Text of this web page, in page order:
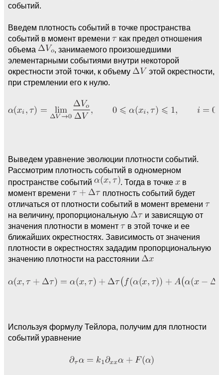
событий.
Введем плотность событий в точке пространства
событий в момент времени
как предел отношения
объема
, занимаемого произошедшими
элементарными событиями внутри некоторой
окрестности этой точки, к объему
этой окрестности,
при стремлении его к нулю.
Выведем уравнение эволюции плотности событий.
Рассмотрим плотность событий в одномерном
пространстве событий
. Тогда в точке
в
момент времени
плотность событий будет
отличаться от плотности событий в момент времени
на величину, пропорциональную
и зависящую от
значения плотности в момент
в этой точке и ее
ближайших окрестностях. Зависимость от значения
плотности в окрестностях зададим пропорциональную
значению плотности на расстоянии
Используя формулу Тейлора, получим для плотности
событий уравнение